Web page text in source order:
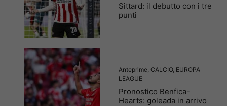
Sittard: il debutto con i tre
punti
Anteprime CALCIO, EUROPA
LEAGUE
Pronostico Benfica-
Hearts: goleada in arrivo